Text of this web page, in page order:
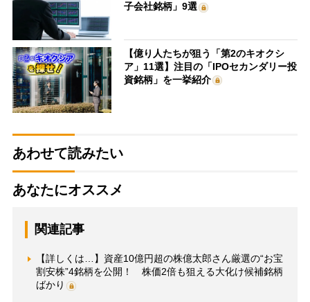
子会社銘柄」9選
【億り人たちが狙う「第2のキオクシ
ア」11選】注目の「IPOセカンダリー投
資銘柄」を一挙紹介
あわせて読みたい
あなたにオススメ
関連記事
【詳しくは…】資産10億円超の株億太郎さん厳選の“お宝
割安株”4銘柄を公開！ 株価2倍も狙える大化け候補銘柄
ばかり